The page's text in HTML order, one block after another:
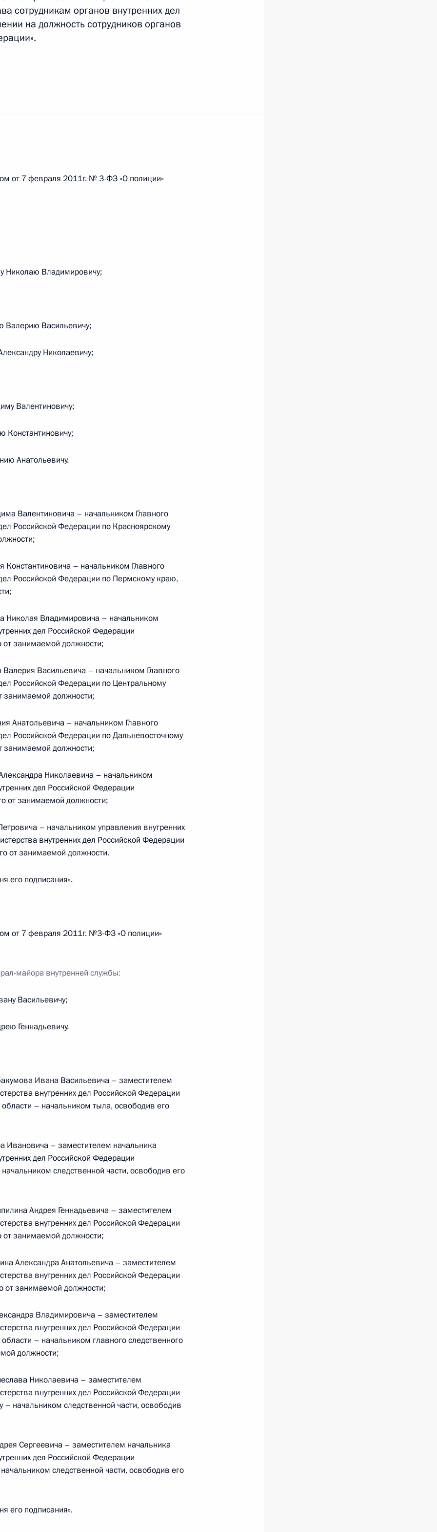
родным и близким
по вопросу повышения
ряда федеральных
кодекса
в техническую
края Львом
поручений Президента
поручений, данных
Президента
Льва Кузнецова для
кандидатур
исполняющим обязанности
сотрудникам органов внутренних дел
на должность сотрудников органов
от 7 февраля 2011г. № 3-ФЗ «О полиции»
Николаю Владимировичу;
Валерию Васильевичу;
Николаевичу;
Валентиновичу;
Константиновичу;
Анатольевичу.
Валентиновича – начальником Главного
Российской Федерации по Красноярскому
– начальником Главного
Российской Федерации по Пермскому краю,
Николая Владимировича – начальником
дел Российской Федерации
от занимаемой должности;
Васильевича – начальником Главного
Российской Федерации по Центральному
занимаемой должности;
Анатольевича – начальником Главного
Российской Федерации по Дальневосточному
занимаемой должности;
Николаевича – начальником
дел Российской Федерации
от занимаемой должности;
– начальником управления внутренних
внутренних дел Российской Федерации
от занимаемой должности.
его подписания».
от 7 февраля 2011г. №3-ФЗ «О полиции»
майора внутренней службы:
Васильевичу;
Геннадьевичу.
Ивана Васильевича – заместителем
внутренних дел Российской Федерации
области – начальником тыла, освободив его
Ивановича – заместителем начальника
дел Российской Федерации
следственной части, освободив его
Андрея Геннадьевича – заместителем
внутренних дел Российской Федерации
от занимаемой должности;
Александра Анатольевича – заместителем
внутренних дел Российской Федерации
от занимаемой должности;
Владимировича – заместителем
внутренних дел Российской Федерации
– начальником главного следственного
должности;
Николаевича – заместителем
внутренних дел Российской Федерации
начальником следственной части, освободив
Сергеевича – заместителем начальника
дел Российской Федерации
следственной части, освободив его
его подписания».